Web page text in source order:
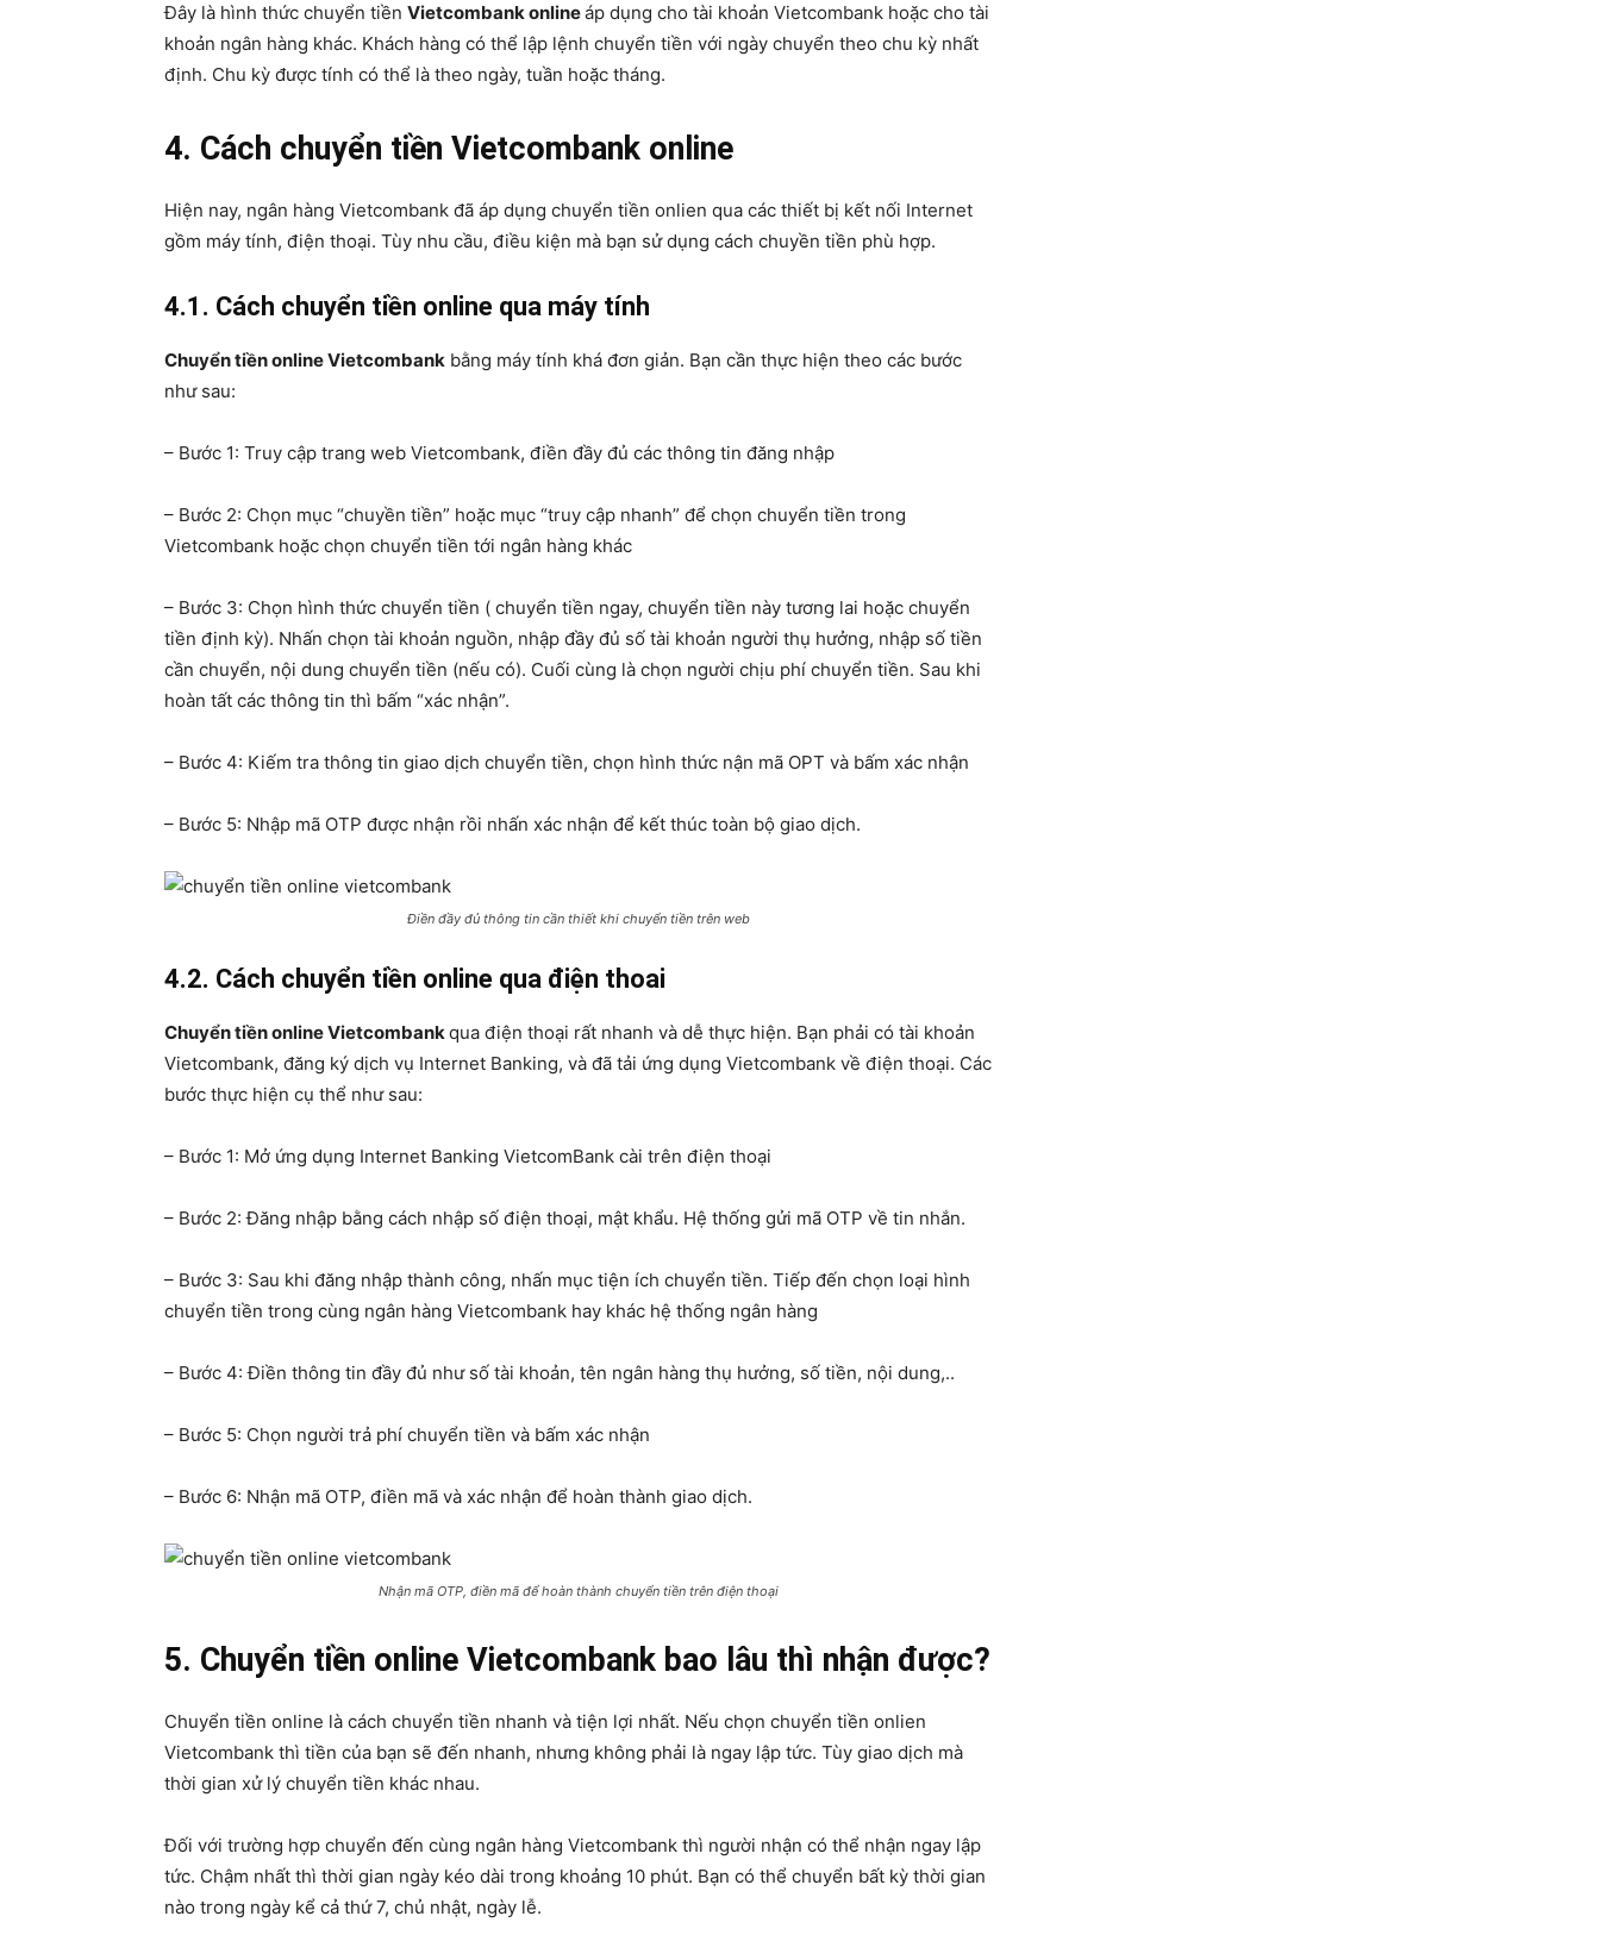
Đây là hình thức chuyển tiền Vietcombank onlineáp dụng cho tài khoản Vietcombank hoặc cho tài
khoản ngân hàng khác. Khách hàng có thể lập lệnh chuyển tiền với ngày chuyển theo chu kỳ nhất
định. Chu kỳ được tính có thể là theo ngày, tuần hoặc tháng.
4. Cách chuyển tiền Vietcombank online
Hiện nay, ngân hàng Vietcombank đã áp dụng chuyển tiền onlien qua các thiết bị kết nối Internet
gồm máy tính, điện thoại. Tùy nhu cầu, điều kiện mà bạn sử dụng cách chuyền tiền phù hợp.
4.1. Cách chuyển tiền online qua máy tính
Chuyển tiền online Vietcombank bằng máy tính khá đơn giản. Bạn cần thực hiện theo các bước
như sau:
– Bước 1: Truy cập trang web Vietcombank, điền đầy đủ các thông tin đăng nhập
– Bước 2: Chọn mục “chuyền tiền” hoặc mục “truy cập nhanh” để chọn chuyển tiền trong
Vietcombank hoặc chọn chuyển tiền tới ngân hàng khác
– Bước 3: Chọn hình thức chuyển tiền ( chuyển tiền ngay, chuyển tiền này tương lai hoặc chuyển
tiền định kỳ). Nhấn chọn tài khoản nguồn, nhập đầy đủ số tài khoản người thụ hưởng, nhập số tiền
cần chuyển, nội dung chuyển tiền (nếu có). Cuối cùng là chọn người chịu phí chuyển tiền. Sau khi
hoàn tất các thông tin thì bấm “xác nhận”.
– Bước 4: Kiếm tra thông tin giao dịch chuyển tiền, chọn hình thức nận mã OPT và bấm xác nhận
– Bước 5: Nhập mã OTP được nhận rồi nhấn xác nhận để kết thúc toàn bộ giao dịch.
Điền đầy đủ thông tin cần thiết khi chuyển tiền trên web
4.2. Cách chuyển tiền online qua điện thoai
Chuyển tiền online Vietcombankqua điện thoại rất nhanh và dễ thực hiện. Bạn phải có tài khoản
Vietcombank, đăng ký dịch vụ Internet Banking, và đã tải ứng dụng Vietcombank về điện thoại. Các
bước thực hiện cụ thể như sau:
– Bước 1: Mở ứng dụng Internet Banking VietcomBank cài trên điện thoại
– Bước 2: Đăng nhập bằng cách nhập số điện thoại, mật khẩu. Hệ thống gửi mã OTP về tin nhắn.
– Bước 3: Sau khi đăng nhập thành công, nhấn mục tiện ích chuyển tiền. Tiếp đến chọn loại hình
chuyển tiền trong cùng ngân hàng Vietcombank hay khác hệ thống ngân hàng
– Bước 4: Điền thông tin đầy đủ như số tài khoản, tên ngân hàng thụ hưởng, số tiền, nội dung,..
– Bước 5: Chọn người trả phí chuyển tiền và bấm xác nhận
– Bước 6: Nhận mã OTP, điền mã và xác nhận để hoàn thành giao dịch.
Nhận mã OTP, điền mã để hoàn thành chuyển tiền trên điện thoại
5. Chuyển tiền online Vietcombank bao lâu thì nhận được?
Chuyển tiền online là cách chuyển tiền nhanh và tiện lợi nhất. Nếu chọn chuyển tiền onlien
Vietcombank thì tiền của bạn sẽ đến nhanh, nhưng không phải là ngay lập tức. Tùy giao dịch mà
thời gian xử lý chuyển tiền khác nhau.
Đối với trường hợp chuyển đến cùng ngân hàng Vietcombank thì người nhận có thể nhận ngay lập
tức. Chậm nhất thì thời gian ngày kéo dài trong khoảng 10 phút. Bạn có thể chuyển bất kỳ thời gian
nào trong ngày kể cả thứ 7, chủ nhật, ngày lễ.